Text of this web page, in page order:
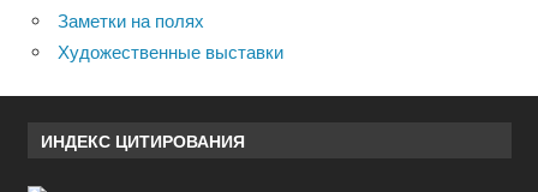
Заметки на полях
Художественные выставки
ИНДЕКС ЦИТИРОВАНИЯ